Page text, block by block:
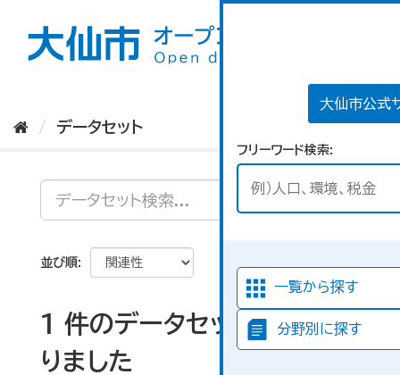
大仙市公式
フリーワード検索
一覧から探す
分野別に探す
データセット
並び順
1 件のデータセットが見つか
りました